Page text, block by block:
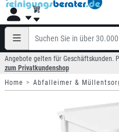
Angebote gelten für Geschäftskunden.
zum Privatkundenshop
Home
Abfalleimer &